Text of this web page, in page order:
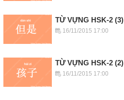
TỪ VỰNG HSK-2 (3)
16/11/2015 17:00
TỪ VỰNG HSK-2 (2)
16/11/2015 17:00